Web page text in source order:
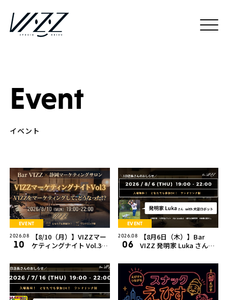
Event
EVENT
2026.08
10
【8/10（月）】VIZZマー
ケティングナイト Vol.3
せよ！』
EVENT
2026.08
06
【8月6日（木）】Bar
VIZZ 発明家 Luka さん
一日店長を務めます！